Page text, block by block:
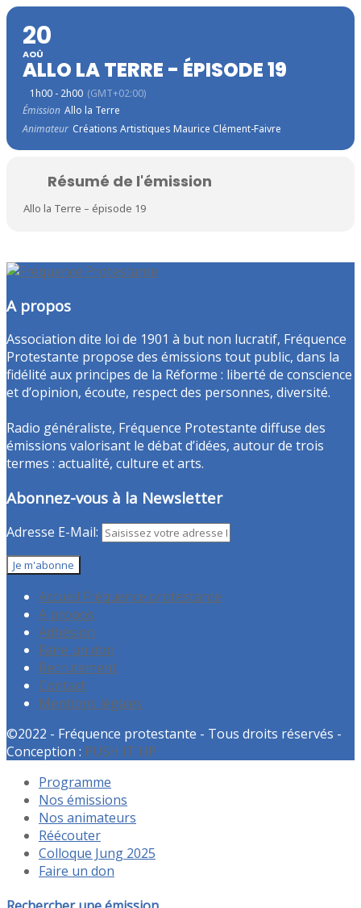
20
AOÛ
ALLO LA TERRE - ÉPISODE 19
1h00 - 2h00 (GMT+02:00)
Émission Allo la Terre
Animateur Créations Artistiques Maurice Clément-Faivre
Résumé de l'émission
Allo la Terre – épisode 19
A propos
Association dite loi de 1901 à but non lucratif, Fréquence
Protestante propose des émissions tout public, dans la
fidélité aux principes de la Réforme : liberté de conscience
et d’opinion, écoute, respect des personnes, diversité.
Radio généraliste, Fréquence Protestante diffuse des
émissions valorisant le débat d’idées, autour de trois
termes : actualité, culture et arts.
Abonnez-vous à la Newsletter
Adresse E-Mail:
Accueil Fréquence protestante
A propos
Adhésion
Faire un don
Recrutement
Contact
Mentions légales
©2022 - Fréquence protestante - Tous droits réservés -
Conception : PUSH IT UP
Programme
Nos émissions
Nos animateurs
Réécouter
Colloque Jung 2025
Faire un don